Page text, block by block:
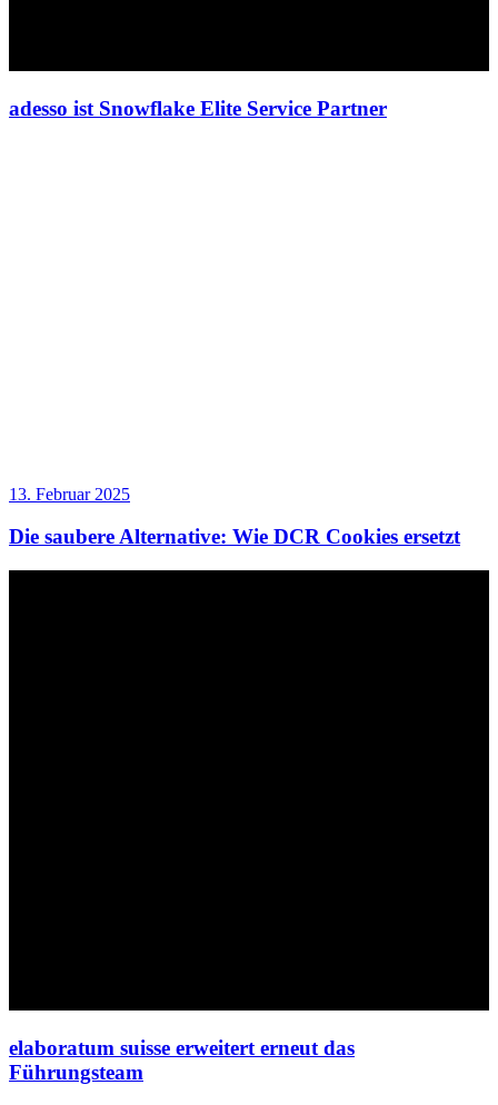
adesso ist Snowflake Elite Service Partner
13. Februar 2025
Die saubere Alternative: Wie DCR Cookies ersetzt
elaboratum suisse erweitert erneut das
Führungsteam